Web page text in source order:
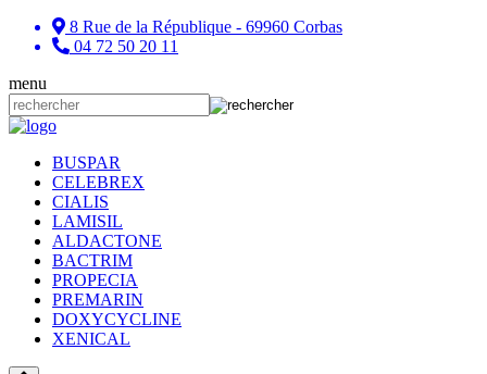
8 Rue de la République - 69960 Corbas
04 72 50 20 11
menu
BUSPAR
CELEBREX
CIALIS
LAMISIL
ALDACTONE
BACTRIM
PROPECIA
PREMARIN
DOXYCYCLINE
XENICAL